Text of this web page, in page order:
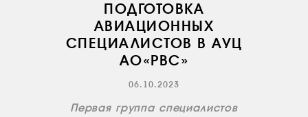
ПОДГОТОВКА
АВИАЦИОННЫХ
СПЕЦИАЛИСТОВ В АУЦ
АО«РВС»
06.10.2023
Первая группа специалистов